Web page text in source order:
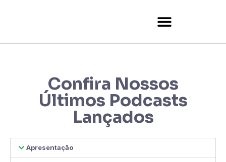
Confira Nossos
Últimos Podcasts
Lançados
Apresentação